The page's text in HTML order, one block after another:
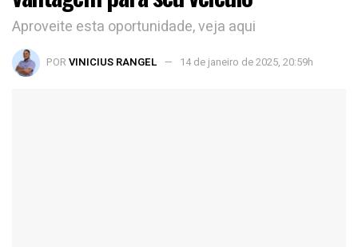
Aproveite esta oportunidade, veja aqui
POR VINICIUS RANGEL 14 de janeiro de 2025, 20:59h